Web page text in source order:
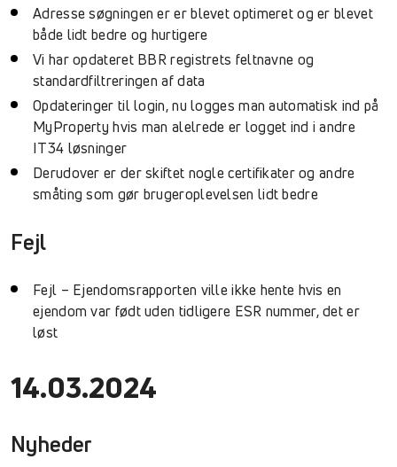
Adresse søgningen er er blevet optimeret og er blevet
både lidt bedre og hurtigere
Vi har opdateret BBR registrets feltnavne og
standardfiltreringen af data
Opdateringer til login, nu logges man automatisk ind på
MyProperty hvis man alelrede er logget ind i andre
IT34 løsninger
Derudover er der skiftet nogle certifikater og andre
småting som gør brugeroplevelsen lidt bedre
Fejl
Fejl – Ejendomsrapporten ville ikke hente hvis en
ejendom var født uden tidligere ESR nummer, det er
løst
14.03.2024
Nyheder